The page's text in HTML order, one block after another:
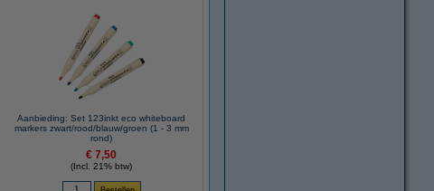
Aanbieding: Set 123inkt eco whiteboard
markers zwart/rood/blauw/groen (1 - 3 mm
rond)
€ 7,50
(Incl. 21% btw)